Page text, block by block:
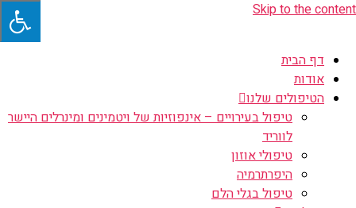
Skip to the content
דף הבית
אודות
הטיפולים שלנו
טיפול בעירויים – אינפוזיות של ויטמינים ומינרלים היישר
לווריד
טיפולי אוזון
היפרתרמיה
טיפול בגלי הלם